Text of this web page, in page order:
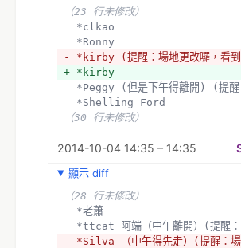
+ 9:00 - 1
+ :00 交換自己想做的東西（每
+ 15:30 - 16:00 分配日曆
（8 行未修改）
（23 行未修改）
  *clkao
  *Ronny
- *kirby (提醒：場地更改囉，看到
+ *kirby
*Peggy (但是下午得離開) (提
  *Shelling Ford
（30 行未修改）
2014-10-04 14:35 – 14:35
顯示 diff
（28 行未修改）
  *老蕭
*ttcat 阿端（中午離開）(提醒
- *Silva （中午得先走）(提醒：場